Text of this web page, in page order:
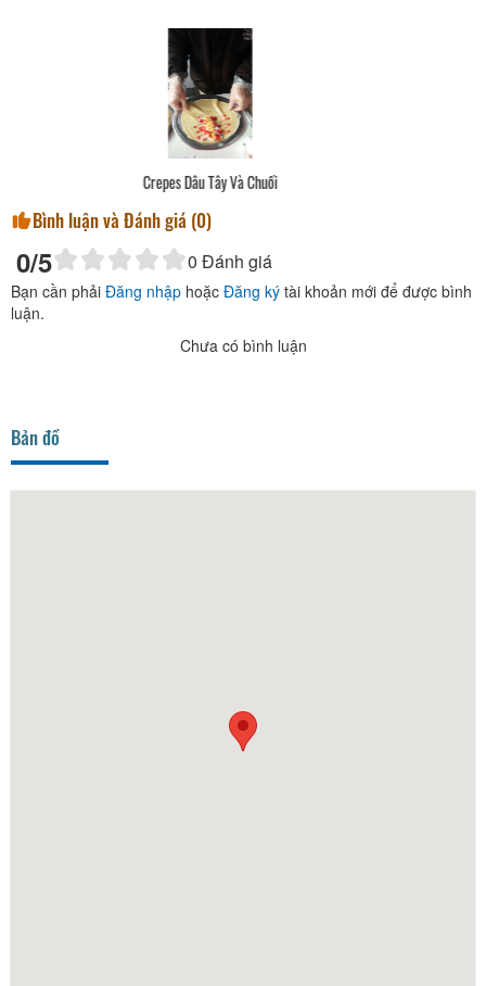
Crepes Xúc Xích Và Phô Mai
Bình luận và Đánh giá (0)
0/5 0 Đánh giá
Bạn cần phải Đăng nhập hoặc Đăng ký tài khoản mới để được bình
luận.
Chưa có bình luận
Bản đồ